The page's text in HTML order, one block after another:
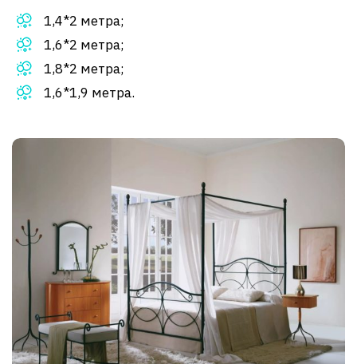
1,4*2 метра;
1,6*2 метра;
1,8*2 метра;
1,6*1,9 метра.